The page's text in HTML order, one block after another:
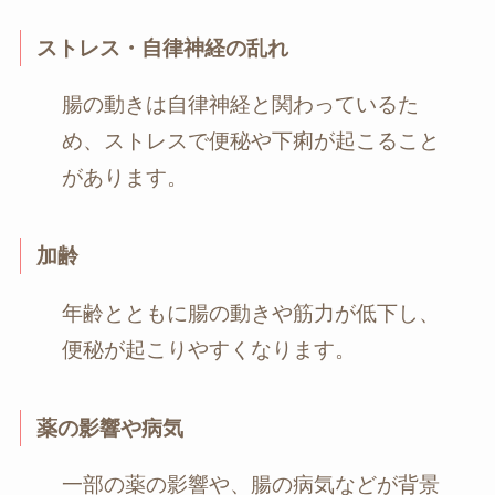
ストレス・自律神経の乱れ
腸の動きは自律神経と関わっているた
め、ストレスで便秘や下痢が起こること
があります。
加齢
年齢とともに腸の動きや筋力が低下し、
便秘が起こりやすくなります。
薬の影響や病気
一部の薬の影響や、腸の病気などが背景